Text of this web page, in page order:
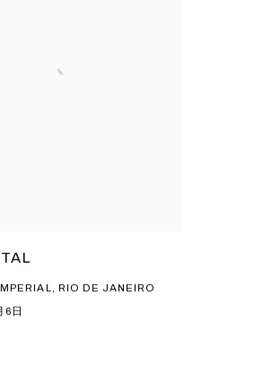
RIO DE JANEIRO
6日